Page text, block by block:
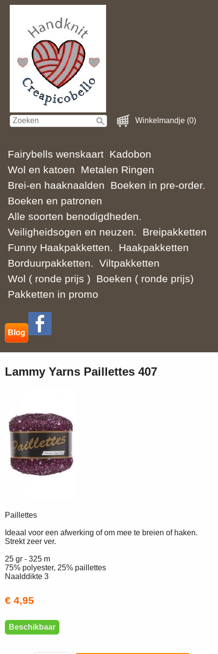
Winkelmandje (0)
Fairybells wenskaart Kadobon
Wol en katoen
Metalen Ringen
Brei-en haaknaalden
Boeken in pre-order.
Boeken en patronen
Alle soorten benodigdheden.
Veiligheidsogen en neuzen.
Breipakketten
Funny Haakpakketten.
Haakpakketten
Borduurpakketten.
Viltpakketten
Wol ( ronde prijs )
Boeken ( ronde prijs)
Pakketten in promo
Blog
Lammy Yarns Paillettes 407
Paillettes
Ideaal voor een afwerking of om mee te breien of haken.
Strekt zeer ver.
25 gr - 325 m
75% polyester, 25% paillettes
Naalddikte 3
€ 4,95
Beschikbaar